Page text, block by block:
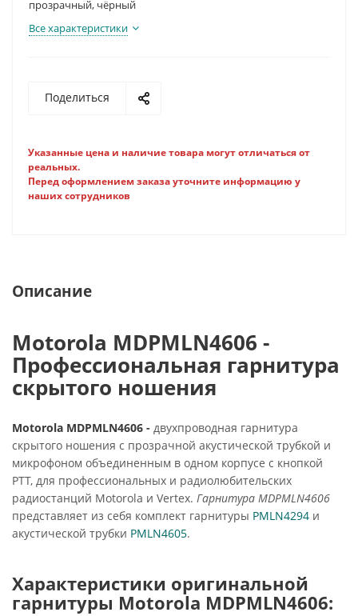
прозрачный, чёрный
Все характеристики
Поделиться
Указанные цена и наличие товара могут отличаться от
реальных.
Перед оформлением заказа уточните информацию у
наших сотрудников
Описание
Motorola MDPMLN4606 -
Профессиональная гарнитура
скрытого ношения
Motorola MDPMLN4606 - двухпроводная гарнитура
скрытого ношения с прозрачной акустической трубкой и
микрофоном объединенным в одном корпусе с кнопкой
PTT, для профессиональных и радиолюбительских
радиостанций Motorola и Vertex. Гарнитура MDPMLN4606
представляет из себя комплект гарнитуры PMLN4294 и
акустической трубки PMLN4605.
Характеристики оригинальной
гарнитуры Motorola MDPMLN4606: